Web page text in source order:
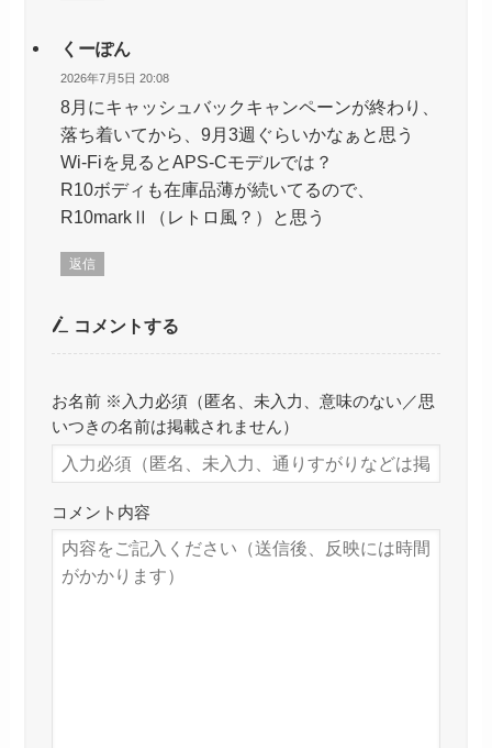
くーぽん
2026年7月5日 20:08
8月にキャッシュバックキャンペーンが終わり、
落ち着いてから、9月3週ぐらいかなぁと思う
Wi-Fiを見るとAPS-Cモデルでは？
R10ボディも在庫品薄が続いてるので、
R10markⅡ（レトロ風？）と思う
返信
コメントする
お名前 ※入力必須（匿名、未入力、意味のない／思
いつきの名前は掲載されません）
コメント内容